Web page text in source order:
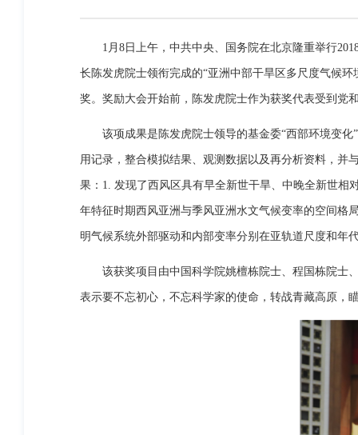
1月8日上午，中共中央、国务院在北京隆重举行
长陈发虎院士领衔完成的“亚洲中部干旱区多尺度气候
奖。奖励大会开始前，陈发虎院士作为获奖代表受到党
该项成果是陈发虎院士领导的基金委“西部环境变化”
用记录，整合模拟结果、观测数据以及再分析资料，并
果：1. 发现了西风区具有早全新世干旱、中晚全新世相
年特征时期西风亚洲与季风亚洲水文气候变率的空间格
明气候系统外部驱动和内部变率分别在亚轨道尺度和年
该获奖项目由中国科学院姚檀栋院士、程国栋院士、
表示要不忘初心，不忘科学家的使命，转战青藏高原，